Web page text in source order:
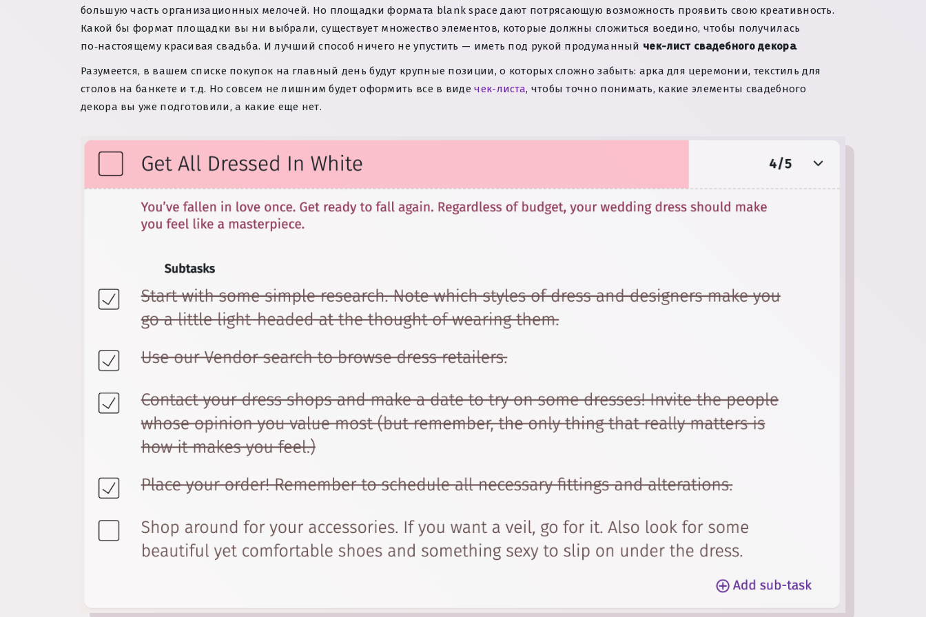
большую часть организационных мелочей. Но площадки формата blank space дают потрясающую возможность проявить свою креативность.
Какой бы формат площадки вы ни выбрали, существует множество элементов, которые должны сложиться воедино, чтобы получилась
по‑настоящему красивая свадьба. И лучший способ ничего не упустить — иметь под рукой продуманный чек-лист свадебного декора.
Разумеется, в вашем списке покупок на главный день будут крупные позиции, о которых сложно забыть: арка для церемонии, текстиль для
столов на банкете и т.д. Но совсем не лишним будет оформить все в видечек-листа, чтобы точно понимать, какие элементы свадебного
декора вы уже подготовили, а какие еще нет.